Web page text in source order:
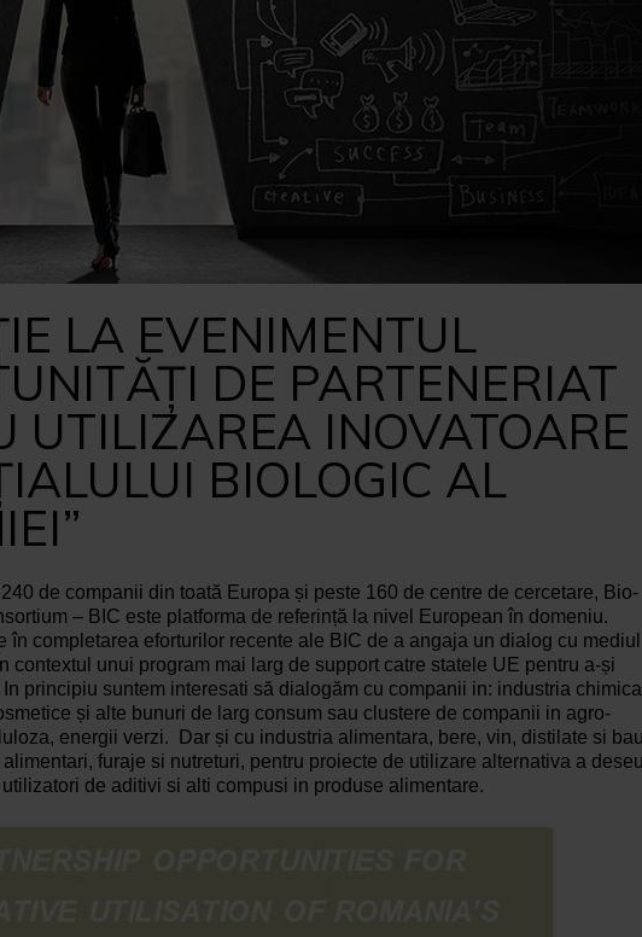
CAPACITATE ADMINISTRATIVA
LA EVENIMENTUL
DE PARTENERIAT
UTILIZAREA
BIOLOGIC AL
de companii din toată Europa și peste 160 de centre de cercetare, Bio-
– BIC este platforma de referință la nivel European în domeniu.
în completarea eforturilor recente ale BIC de a angaja un dialog cu mediul
contextul unui program mai larg de support catre statele UE pentru a-și
principiu suntem interesati să dialogăm cu companii in: industria
și alte bunuri de larg consum sau clustere de companii in agro-
energii verzi. Dar și cu industria alimentara, bere, vin, distilate si
furaje si nutreturi, pentru proiecte de utilizare alternativa a
de aditivi si alti compusi in produse alimentare.